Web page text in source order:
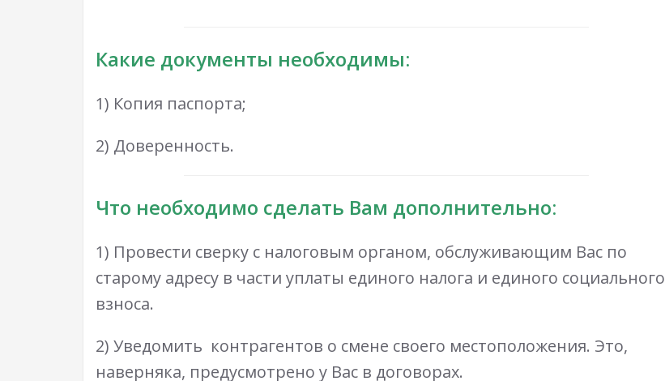
Какие документы необходимы:
1) Копия паспорта;
2) Доверенность.
Что необходимо сделать Вам дополнительно:
1) Провести сверку с налоговым органом, обслуживающим Вас по
старому адресу в части уплаты единого налога и единого социального
взноса.
2) Уведомить контрагентов о смене своего местоположения. Это,
наверняка, предусмотрено у Вас в договорах.